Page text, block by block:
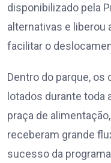
disponibilizado pela
alternativas e liberou
facilitar o
Dentro do parque,
lotados durante toda
praça de
receberam grande
sucesso da